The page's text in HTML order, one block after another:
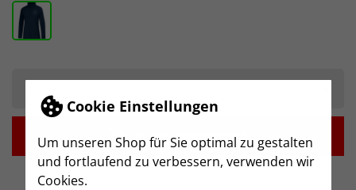
Cookie Einstellungen
Um unseren Shop für Sie optimal zu gestalten
und fortlaufend zu verbessern, verwenden wir
Cookies.
 IN DEN WARENKORB